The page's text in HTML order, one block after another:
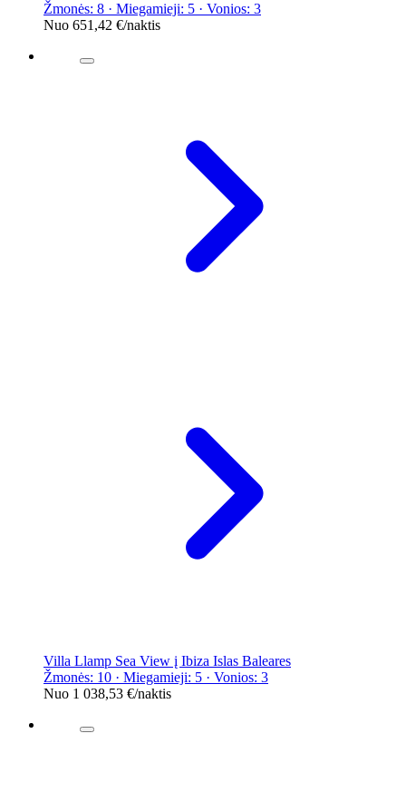
Žmonės: 8 · Miegamieji: 5 · Vonios: 3
Nuo 651,42 €/naktis
Villa Llamp Sea View į Ibiza Islas Baleares
Žmonės: 10 · Miegamieji: 5 · Vonios: 3
Nuo 1 038,53 €/naktis